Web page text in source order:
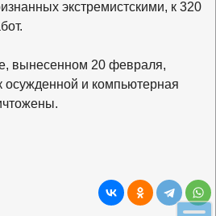
экстремистскими, к 320
вынесенном 20 февраля,
осужденной и компьютерная